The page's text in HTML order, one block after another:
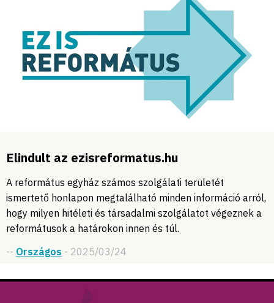
Elindult az ezisreformatus.hu
A református egyház számos szolgálati területét
ismertető honlapon megtalálható minden információ arról,
hogy milyen hitéleti és társadalmi szolgálatot végeznek a
reformátusok a határokon innen és túl.
-- Országos - 2025/03/24